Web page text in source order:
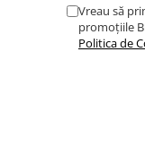
Vreau să
promoțiile
Politica de